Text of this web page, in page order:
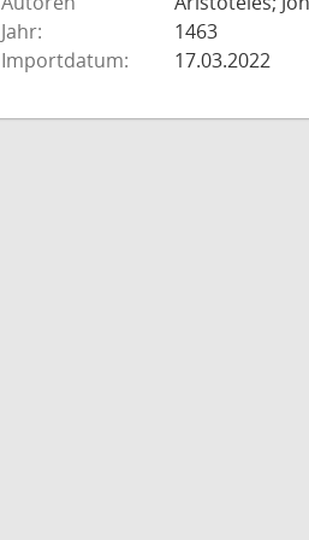
Jahr:
1463
Importdatum:
17.03.2022